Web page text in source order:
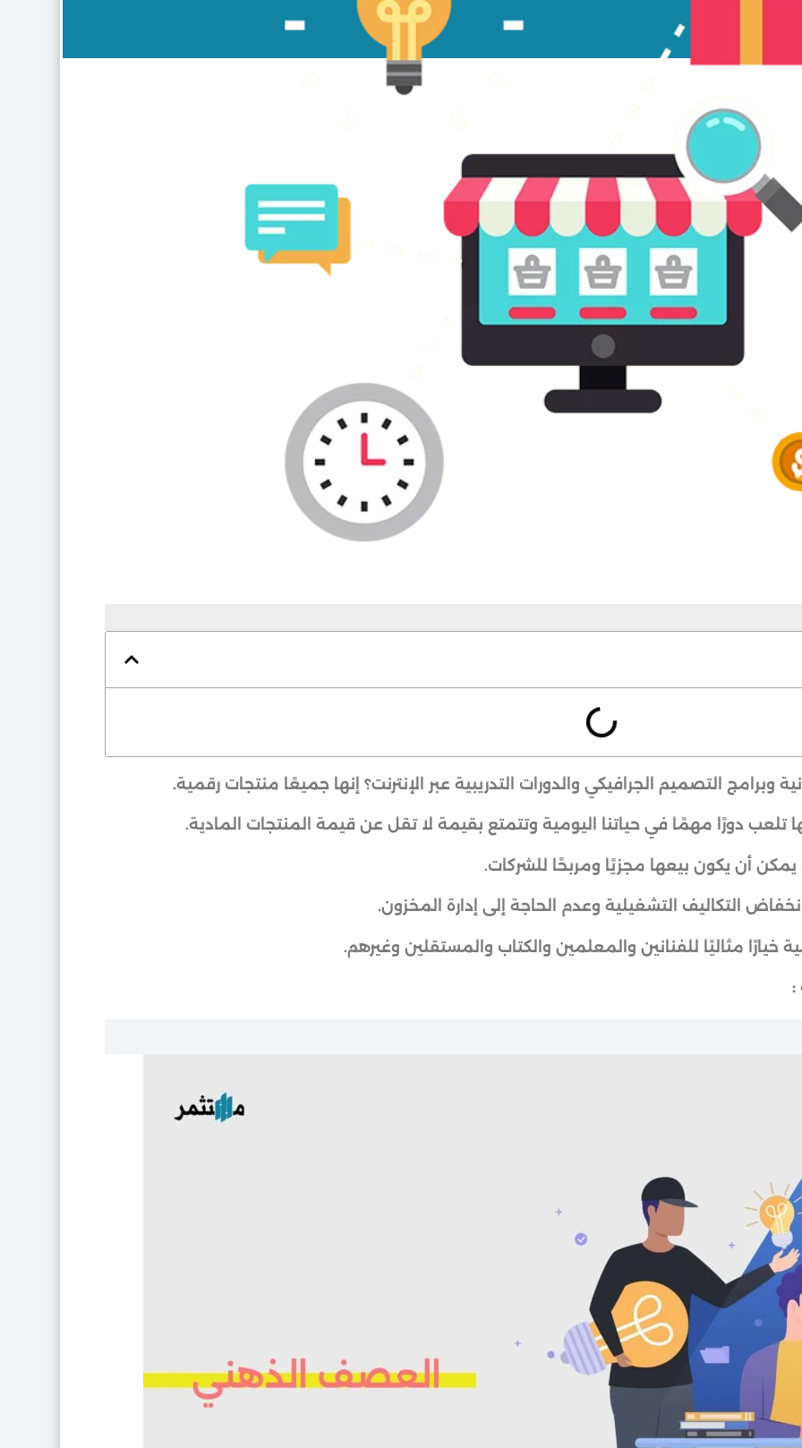
وبرامج التصميم الجرافيكي والدورات التدريبية عبر الإنترنت؟ إنها جميعًا منتجات رقمية.
تلعب دورًا مهمًا في حياتنا اليومية وتتمتع بقيمة لا تقل عن قيمة المنتجات المادية.
يمكن أن يكون بيعها مجزيًا ومربحًا للشركات.
التكاليف التشغيلية وعدم الحاجة إلى إدارة المخزون.
خيارًا مثاليًا للفنانين والمعلمين والكتاب والمستقلين وغيرهم.
: